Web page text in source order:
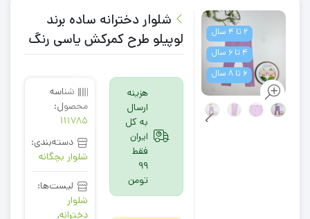
2 تا 4 سال
4 تا 6 سال
6 تا 8 سال
شلوار دخترانه ساده برند
لوپیلو طرح کمرکش یاسی رنگ
هزینه
ارسال
به کل
ایران
فقط
99
تومن
شناسه
محصول:
111785
دسته‌بندی:
شلوار بچگانه
لیست‌ها:
شلوار
دخترانه,